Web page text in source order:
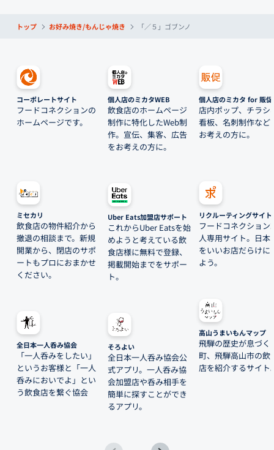
トップ お好み焼き/もんじゃ焼き 「／５」ゴブンノ
コーポレートサイト
フードコネクションの
ホームページです。
ミセカリ
飲食店の物件紹介から
撤退の相談まで。新規
開業から、閉店のサポ
ートもプロにおまかせ
ください。
全日本一人呑み協会
「一人呑みをしたい」
というお客様と「一人
呑みにおいでよ」とい
う飲食店を繋ぐ協会
個人店のミカタWEB
飲食店のホームページ
制作に特化したWeb制
作。宣伝、集客、広告
をお考えの方に。
Uber Eats加盟店サポート
これからUber Eatsを始
めようと考えている飲
食店様に無料で登録、
掲載開始までをサポー
ト。
そろよい
全日本一人呑み協会公
式アプリ。一人呑み協
会加盟店や呑み相手を
簡単に探すことができ
るアプリ。
個人店のミカタ for 販促
店内ポップ、チラシ
看板、名刺制作など
お考えの方に。
リクルーティングサイト
フードコネクション
人専用サイト。日本
をいいお店だらけに
よう。
高山うまいもんマップ
飛騨の歴史が息づく
町、飛騨高山市の飲
店を紹介するサイト